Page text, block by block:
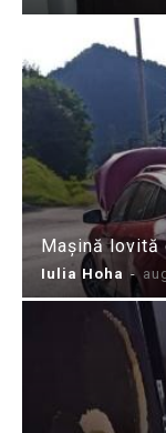
Mașină lovită
Iulia Hoha -